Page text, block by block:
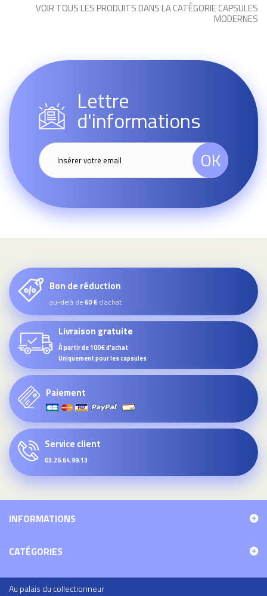
VOIR TOUS LES PRODUITS DANS LA CATÉGORIE CAPSULES
MODERNES
Lettre
d'informations
OK
Bon de réduction
au-delà de60 € d’achat
Livraison gratuite
À partir de 100€ d'achat
Uniquement pour les capsules
Paiement
Service client
03.26.64.99.13
INFORMATIONS
CATÉGORIES
Au palais du collectionneur